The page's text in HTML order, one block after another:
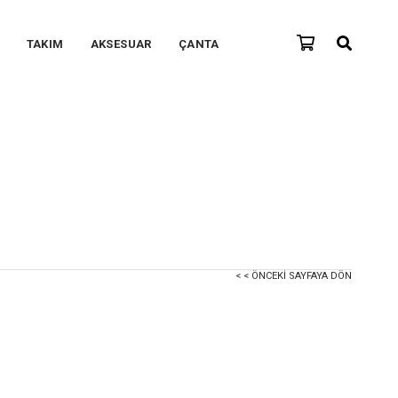
TAKIM AKSESUAR ÇANTA
< < ÖNCEKI SAYFAYA DÖN